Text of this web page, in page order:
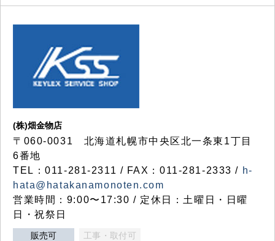
(株)畑金物店
〒060-0031 北海道札幌市中央区北一条東1丁目
6番地
TEL：011-281-2311 / FAX：011-281-2333 / h-
hata@hatakanamonoten.com
営業時間：9:00〜17:30 / 定休日：土曜日・日曜
日・祝祭日
販売可 工事・取付可